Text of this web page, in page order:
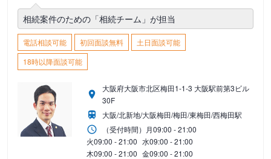
相続案件のための「相続チーム」が担当
電話相談可能 初回面談無料
土日面談可能
18時以降面談可能
大阪府大阪市北区梅田1-1-3 大阪駅前第3ビル
30F
大阪/北新地/大阪梅田/梅田/東梅田/西梅田駅
（受付時間） 月09:00 - 21:00
火09:00 - 21:00 水09:00 - 21:00
木09:00 - 21:00 金09:00 - 21:00